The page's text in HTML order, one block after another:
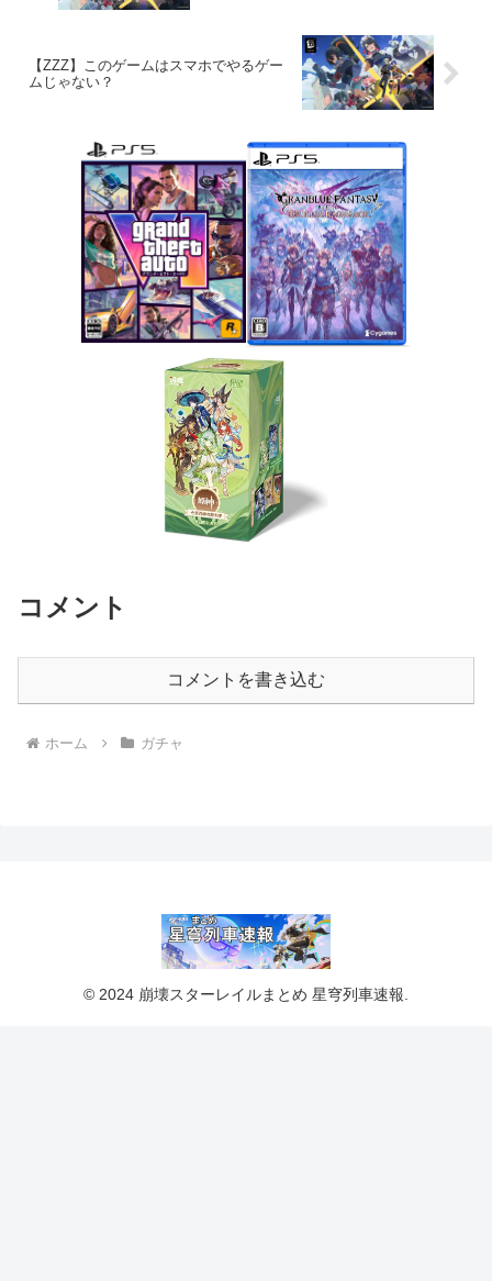
【ZZZ】このゲームはスマホでやるゲー
ムじゃない？
コメント
コメントを書き込む
ホーム ガチャ
© 2024 崩壊スターレイルまとめ 星穹列車速報.